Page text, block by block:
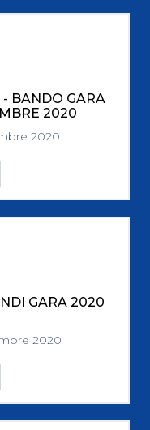
BANDO GARA
2020
2020
GARA 2020
2020